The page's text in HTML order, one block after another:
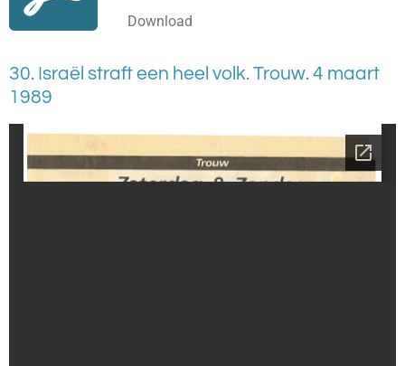
Download
30. Israël straft een heel volk. Trouw. 4 maart
1989